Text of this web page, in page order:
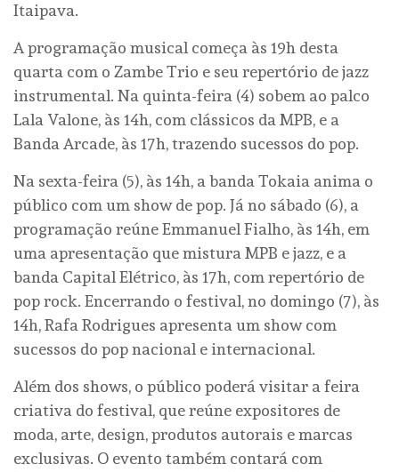
Itaipava.
A programação musical começa às 19h desta
quarta com o Zambe Trio e seu repertório de jazz
instrumental. Na quinta-feira (4) sobem ao palco
Lala Valone, às 14h, com clássicos da MPB, e a
Banda Arcade, às 17h, trazendo sucessos do pop.
Na sexta-feira (5), às 14h, a banda Tokaia anima o
público com um show de pop. Já no sábado (6), a
programação reúne Emmanuel Fialho, às 14h, em
uma apresentação que mistura MPB e jazz, e a
banda Capital Elétrico, às 17h, com repertório de
pop rock. Encerrando o festival, no domingo (7), às
14h, Rafa Rodrigues apresenta um show com
sucessos do pop nacional e internacional.
Além dos shows, o público poderá visitar a feira
criativa do festival, que reúne expositores de
moda, arte, design, produtos autorais e marcas
exclusivas. O evento também contará com